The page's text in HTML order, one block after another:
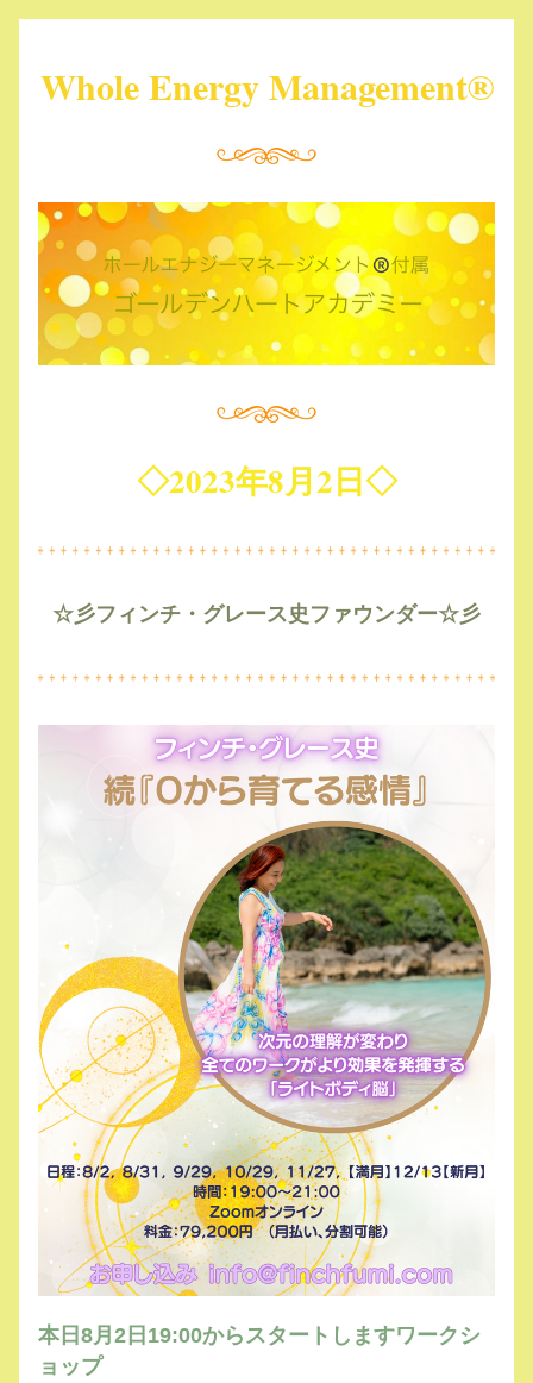
Whole Energy Management®︎
◇2023年8月2日◇
☆彡フィンチ・グレース史ファウンダー☆彡
本日8月2日19:00からスタートしますワークシ
ョップ